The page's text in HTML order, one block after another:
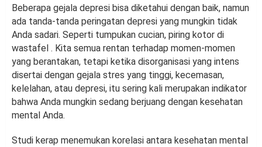
Beberapa gejala depresi bisa diketahui dengan baik, namun
ada tanda-tanda peringatan depresi yang mungkin tidak
Anda sadari. Seperti tumpukan cucian, piring kotor di
wastafel . Kita semua rentan terhadap momen-momen
yang berantakan, tetapi ketika disorganisasi yang intens
disertai dengan gejala stres yang tinggi, kecemasan,
kelelahan, atau depresi, itu sering kali merupakan indikator
bahwa Anda mungkin sedang berjuang dengan kesehatan
mental Anda.
Studi kerap menemukan korelasi antara kesehatan mental